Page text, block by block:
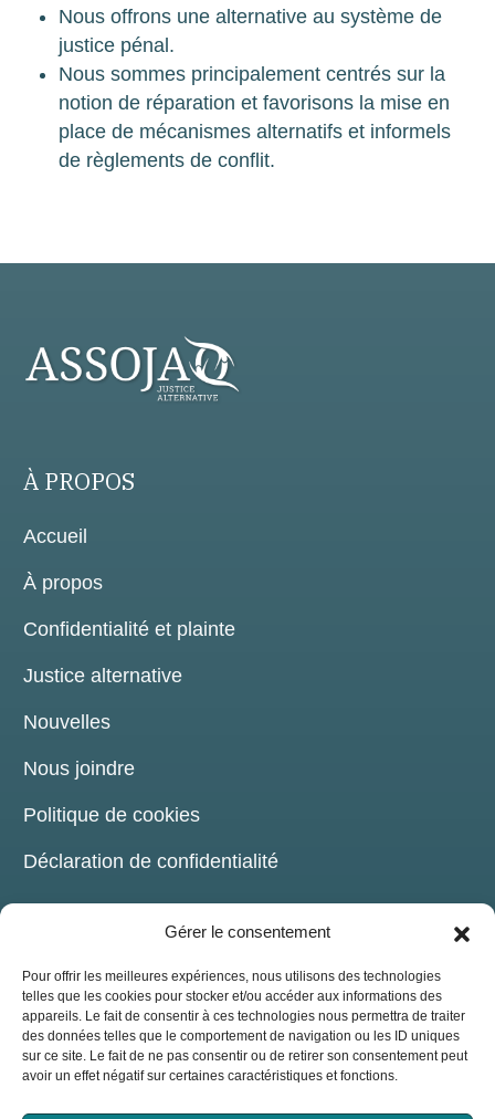
Gérer le consentement
Pour offrir les meilleures expériences, nous utilisons des technologies
telles que les cookies pour stocker et/ou accéder aux informations des
appareils. Le fait de consentir à ces technologies nous permettra de traiter
des données telles que le comportement de navigation ou les ID uniques
sur ce site. Le fait de ne pas consentir ou de retirer son consentement peut
avoir un effet négatif sur certaines caractéristiques et fonctions.
Nous offrons une alternative au système de
justice pénal.
Nous sommes principalement centrés sur la
notion de réparation et favorisons la mise en
place de mécanismes alternatifs et informels
de règlements de conflit.
À PROPOS
Accueil
À propos
Confidentialité et plainte
Justice alternative
Nouvelles
Nous joindre
Politique de cookies
Déclaration de confidentialité
COORDONNÉES
209, chemin de la Grande-Côte Boisbriand,
(Québec) J7G 1B6